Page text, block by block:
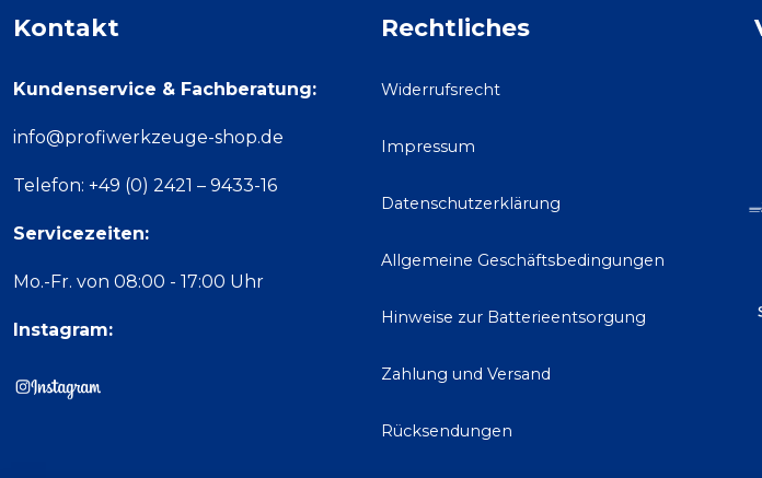
Kontakt
Kundenservice & Fachberatung:
info@profiwerkzeuge-shop.de
Telefon: +49 (0) 2421 – 9433-16
Servicezeiten:
Mo.-Fr. von 08:00 - 17:00 Uhr
Instagram:
Rechtliches
Widerrufsrecht
Impressum
Datenschutzerklärung
Allgemeine Geschäftsbedingungen
Hinweise zur Batterieentsorgung
Zahlung und Versand
Rücksendungen